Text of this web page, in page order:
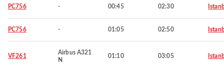
PC756 - 00:45 02:30
PC756 - 01:05 02:50
VF261
Airbus A321
N
01:10 03:05